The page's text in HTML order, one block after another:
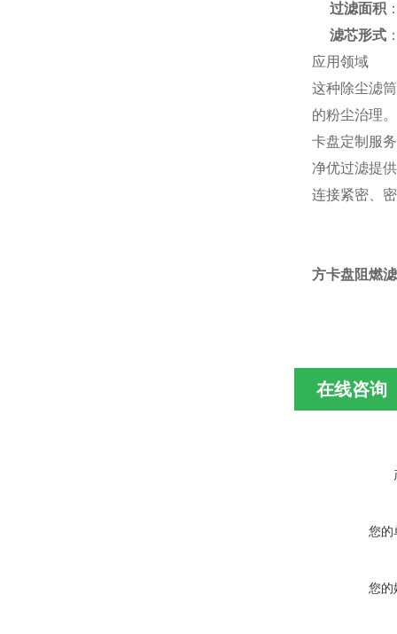
过滤面积
滤芯形式
应用领域
这种除尘滤
的粉尘治理
卡盘定制服务
净优过滤提
连接紧密、
方卡盘阻燃
在线咨询
您的
您的